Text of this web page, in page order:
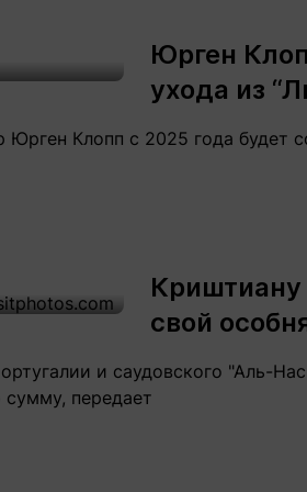
(700) 3 888 188
Юрген
ухода из
Клопп с 2025 года будет
свой
и саудовского "Аль-
передает